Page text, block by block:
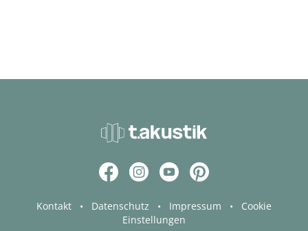
Kontakt • Datenschutz • Impressum •
Cookie
Einstellungen